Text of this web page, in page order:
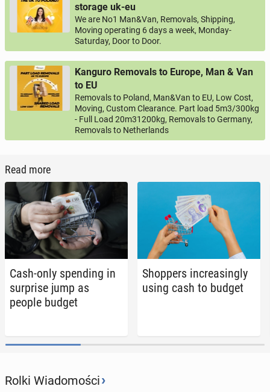
storage uk-eu
We are No1 Man&Van, Removals, Shipping,
Moving operating 6 days a week, Monday-
Saturday, Door to Door.
Kanguro Removals to Europe, Man & Van
to EU
Removals to Poland, Man&Van to EU, Low Cost,
Moving, Custom Clearance. Part load 5m3/300kg
- Full Load 20m31200kg, Removals to Germany,
Removals to Netherlands
Read more
Cash-only spend­ing in
sur­prise jump as
people budget
Shop­pers in­creas­ing­ly
using cash to budget
Rolki Wiadomości›